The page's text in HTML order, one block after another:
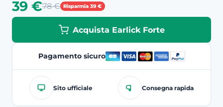
39 €78 € Risparmia 39 €
Acquista Earlick Forte
Pagamento sicuro
Sito ufficiale Consegna rapida